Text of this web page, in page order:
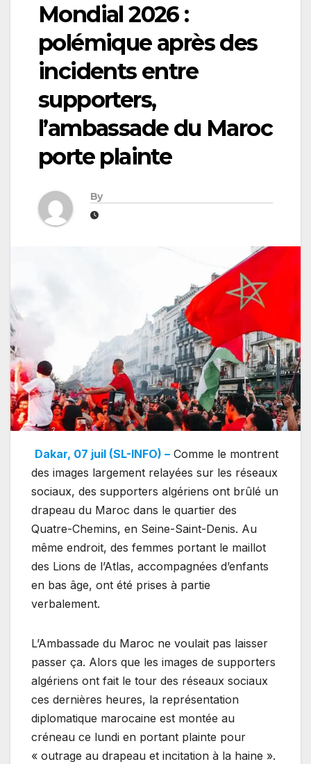
Mondial 2026 :
polémique après des
incidents entre
supporters,
l’ambassade du Maroc
porte plainte
By
Dakar, 07 juil (SL-INFO) – Comme le montrent
des images largement relayées sur les réseaux
sociaux, des supporters algériens ont brûlé un
drapeau du Maroc dans le quartier des
Quatre-Chemins, en Seine-Saint-Denis. Au
même endroit, des femmes portant le maillot
des Lions de l’Atlas, accompagnées d’enfants
en bas âge, ont été prises à partie
verbalement.
L’Ambassade du Maroc ne voulait pas laisser
passer ça. Alors que les images de supporters
algériens ont fait le tour des réseaux sociaux
ces dernières heures, la représentation
diplomatique marocaine est montée au
créneau ce lundi en portant plainte pour
« outrage au drapeau et incitation à la haine ».